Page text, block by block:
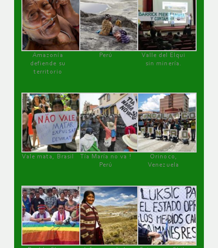
Amazonía
defiende su
territorio
Perú
Valle del Elqui
sin minería.
Vale mata, Brasil
Tía María no va !
Perú
Orinoco,
Venezuela